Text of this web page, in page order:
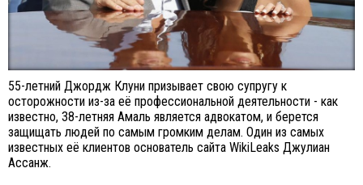
55-летний Джордж Клуни призывает свою супругу к
осторожности из-за её профессиональной деятельности - как
известно, 38-летняя Амаль является адвокатом, и берется
защищать людей по самым громким делам. Один из самых
известных её клиентов основатель сайта WikiLeaks Джулиан
Ассанж.